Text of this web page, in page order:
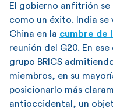
El gobierno anfitrión se
como un éxito. India
China en la cumbre de
reunión del G20. En
grupo BRICS
miembros, en su
posicionarlo más
antioccidental, un